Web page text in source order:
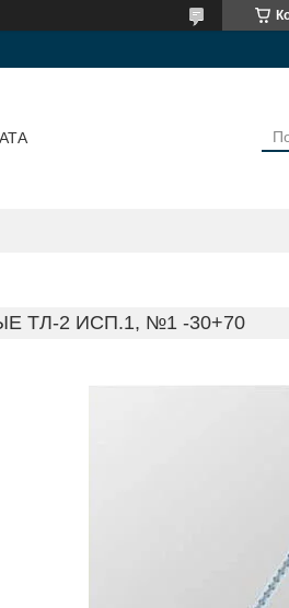
ТЛ-2 ИСП.1, №1 -30+70